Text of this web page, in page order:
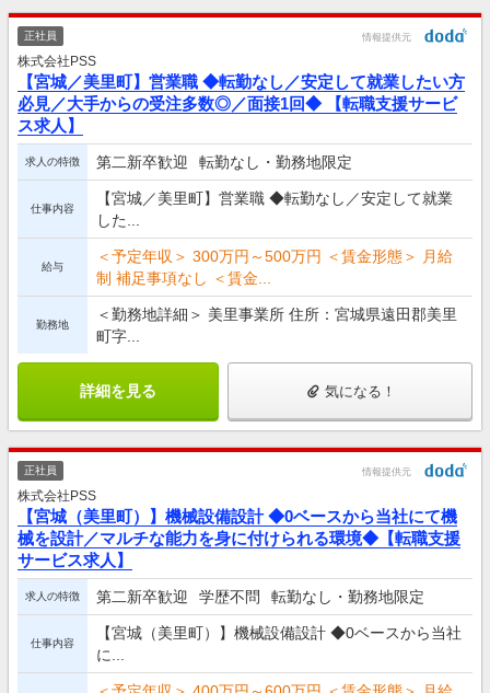
正社員 情報提供元
株式会社PSS
【宮城／美里町】営業職 ◆転勤なし／安定して就業したい方
必見／大手からの受注多数◎／面接1回◆ 【転職支援サービ
ス求人】
求人の特徴 第二新卒歓迎 転勤なし・勤務地限定
仕事内容
【宮城／美里町】営業職 ◆転勤なし／安定して就業
した...
給与
＜予定年収＞ 300万円～500万円 ＜賃金形態＞ 月給
制 補足事項なし ＜賃金...
勤務地
＜勤務地詳細＞ 美里事業所 住所：宮城県遠田郡美里
町字...
詳細を見る 気になる！
正社員 情報提供元
株式会社PSS
【宮城（美里町）】機械設備設計 ◆0ベースから当社にて機
械を設計／マルチな能力を身に付けられる環境◆【転職支援
サービス求人】
求人の特徴 第二新卒歓迎 学歴不問 転勤なし・勤務地限定
仕事内容
【宮城（美里町）】機械設備設計 ◆0ベースから当社
に...